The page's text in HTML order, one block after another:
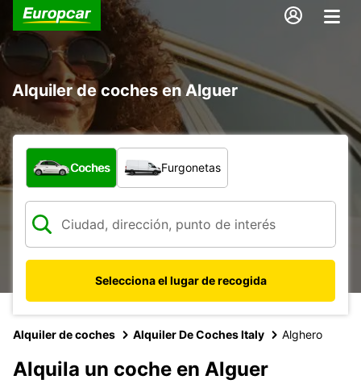
Alquiler de coches en Alguer
¿Qué tipo de vehículo?
Coches Furgonetas
Selecciona el lugar de recogida
Alquiler de coches Alquiler De Coches Italy Alghero
Alquila un coche en Alguer